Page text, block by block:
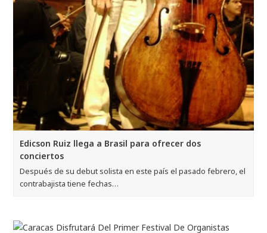
Edicson Ruiz llega a Brasil para ofrecer dos
conciertos
Después de su debut solista en este país el pasado febrero, el
contrabajista tiene fechas…